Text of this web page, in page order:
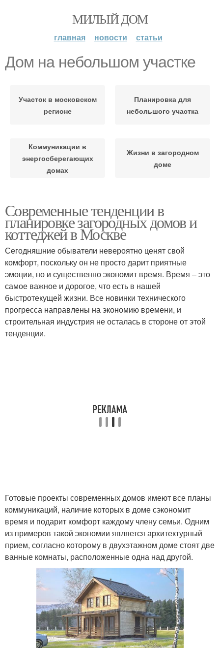
МИЛЫЙ ДОМ
главная новости статьи
Дом на небольшом участке
Участок в московском
регионе
Планировка для
небольшого участка
Коммуникации в
энергосберегающих
домах
Жизни в загородном
доме
Современные тенденции в
планировке загородных домов и
коттеджей в Москве
Сегодняшние обыватели невероятно ценят свой
комфорт, поскольку он не просто дарит приятные
эмоции, но и существенно экономит время. Время – это
самое важное и дорогое, что есть в нашей
быстротекущей жизни. Все новинки технического
прогресса направлены на экономию времени, и
строительная индустрия не осталась в стороне от этой
тенденции.
Готовые проекты современных домов имеют все планы
коммуникаций, наличие которых в доме сэкономит
время и подарит комфорт каждому члену семьи. Одним
из примеров такой экономии является архитектурный
прием, согласно которому в двухэтажном доме стоят две
ванные комнаты, расположенные одна над другой.